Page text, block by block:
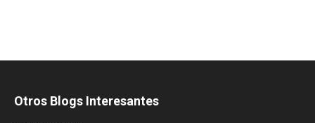
Otros Blogs Interesantes